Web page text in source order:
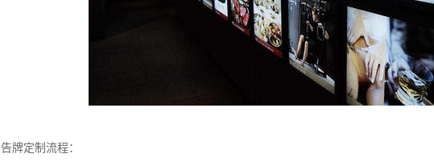
牌定制流程：